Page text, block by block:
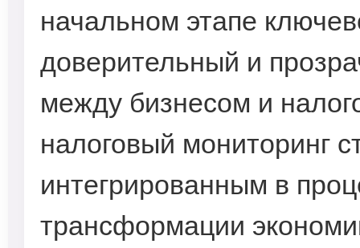
начальном этапе
доверительный и
между бизнесом и
налоговый мониторинг
интегрированным в
трансформации